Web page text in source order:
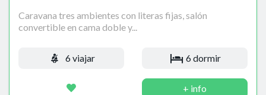
Caravana tres ambientes con literas fijas, salón
convertible en cama doble y...
6 viajar 6 dormir
+ info